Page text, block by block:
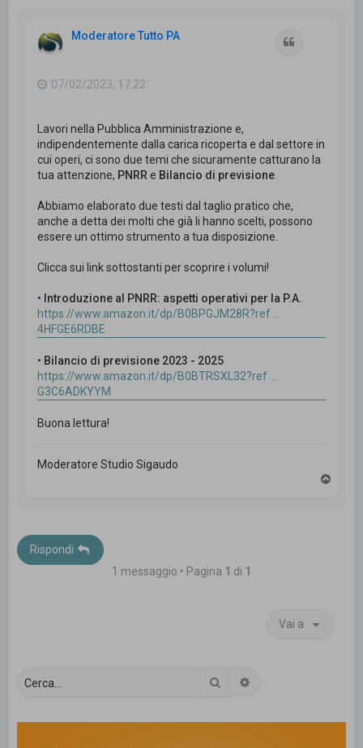
Moderatore Tutto PA
07/02/2023, 17:22
Lavori nella Pubblica Amministrazione e,
indipendentemente dalla carica ricoperta e dal settore in
cui operi, ci sono due temi che sicuramente catturano la
tua attenzione, PNRR e Bilancio di previsione.
Abbiamo elaborato due testi dal taglio pratico che,
anche a detta dei molti che già li hanno scelti, possono
essere un ottimo strumento a tua disposizione.
Clicca sui link sottostanti per scoprire i volumi!
• Introduzione al PNRR: aspetti operativi per la P.A.
https://www.amazon.it/dp/B0BPGJM28R?ref ...
4HFGE6RDBE
• Bilancio di previsione 2023 - 2025
https://www.amazon.it/dp/B0BTRSXL32?ref ...
G3C6ADKYYM
Buona lettura!
Moderatore Studio Sigaudo
Rispondi
1 messaggio • Pagina 1 di 1
Vai a
Cerca